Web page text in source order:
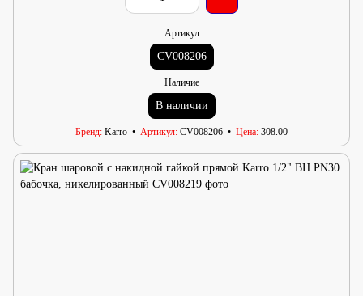
Артикул
CV008206
Наличие
В наличии
Бренд Karro Артикул CV008206 Цена 308.00